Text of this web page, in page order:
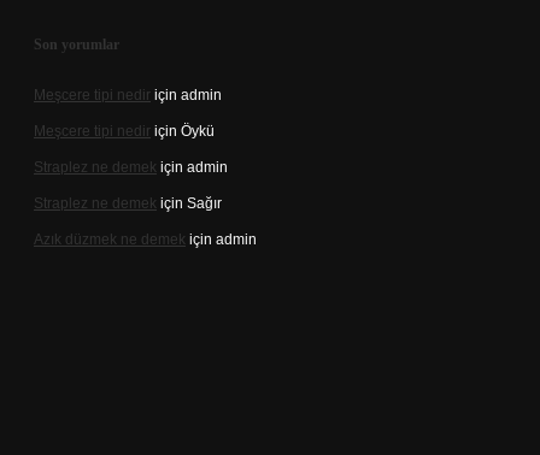
Son yorumlar
Meşcere tipi nedir için admin
Meşcere tipi nedir için Öykü
Straplez ne demek için admin
Straplez ne demek için Sağır
Azık düzmek ne demek için admin